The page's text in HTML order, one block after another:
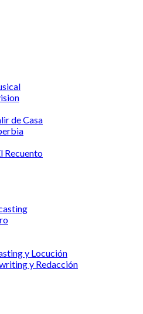
de Casa
Recuento
y Locución
y Redacción